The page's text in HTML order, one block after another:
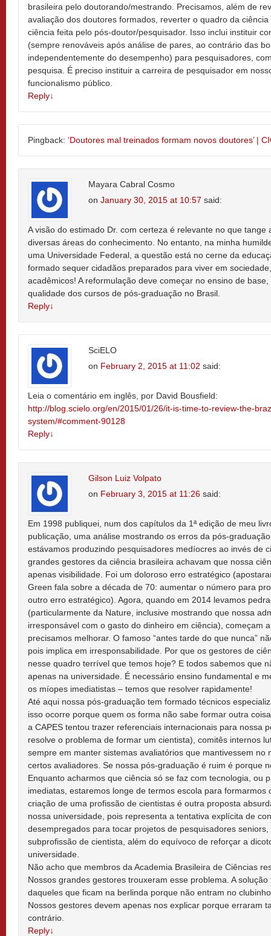
brasileira pelo doutorando/mestrando. Precisamos, além de
avaliação dos doutores formados, reverter o quadro da
ciência feita pelo pós-doutor/pesquisador. Isso inclui instituir
(sempre renováveis após análise de pares, ao contrário das
independentemente do desempenho) para pesquisadores,
pesquisa. É preciso instituir a carreira de pesquisador em
funcionalismo público.
Reply↓
Pingback: ‘Doutores mal treinados formam novos doutores’ |
Mayara Cabral Cosmo
on January 30, 2015 at 10:57 said:
A visão do estimado Dr. com certeza é relevante no que tange
diversas áreas do conhecimento. No entanto, na minha
uma Universidade Federal, a questão está no cerne da
formado sequer cidadãos preparados para viver em
acadêmicos! A reformulação deve começar no ensino de
qualidade dos cursos de pós-graduação no Brasil.
Reply↓
SciELO
on February 2, 2015 at 11:02 said:
Leia o comentário em inglês, por David Bousfield:
http://blog.scielo.org/en/2015/01/26/it-is-time-to-review-the-
system/#comment-90128
Reply↓
Gilson Luiz Volpato
on February 3, 2015 at 11:26 said:
Em 1998 publiquei, num dos capítulos da 1ª edição de meu
publicação, uma análise mostrando os erros da pós-
estávamos produzindo pesquisadores medíocres ao invés de
grandes gestores da ciência brasileira achavam que nossa
apenas visibilidade. Foi um doloroso erro estratégico
Green fala sobre a década de 70: aumentar o número para
outro erro estratégico). Agora, quando em 2014 levamos
(particularmente da Nature, inclusive mostrando que nossa
irresponsável com o gasto do dinheiro em ciência), começam
precisamos melhorar. O famoso “antes tarde do que nunca”
pois implica em irresponsabilidade. Por que os gestores de
nesse quadro terrível que temos hoje? E todos sabemos que
apenas na universidade. É necessário ensino fundamental e
os míopes imediatistas – temos que resolver rapidamente!
Até aqui nossa pós-graduação tem formado técnicos
isso ocorre porque quem os forma não sabe formar outra
a CAPES tentou trazer referenciais internacionais para nossa
resolve o problema de formar um cientista), comitês internos
sempre em manter sistemas avaliatórios que mantivessem no
certos avaliadores. Se nossa pós-graduação é ruim é porque
Enquanto acharmos que ciência só se faz com tecnologia, ou
imediatas, estaremos longe de termos escola para formarmos
criação de uma profissão de cientistas é outra proposta
nossa universidade, pois representa a tentativa explícita de
desempregados para tocar projetos de pesquisadores
subprofissão de cientista, além do equívoco de reforçar a
universidade.
Não acho que membros da Academia Brasileira de Ciências
Nossos grandes gestores trouxeram esse problema. A
daqueles que ficam na berlinda porque não entram no
Nossos gestores devem apenas nos explicar porque erraram
contrário.
Reply↓